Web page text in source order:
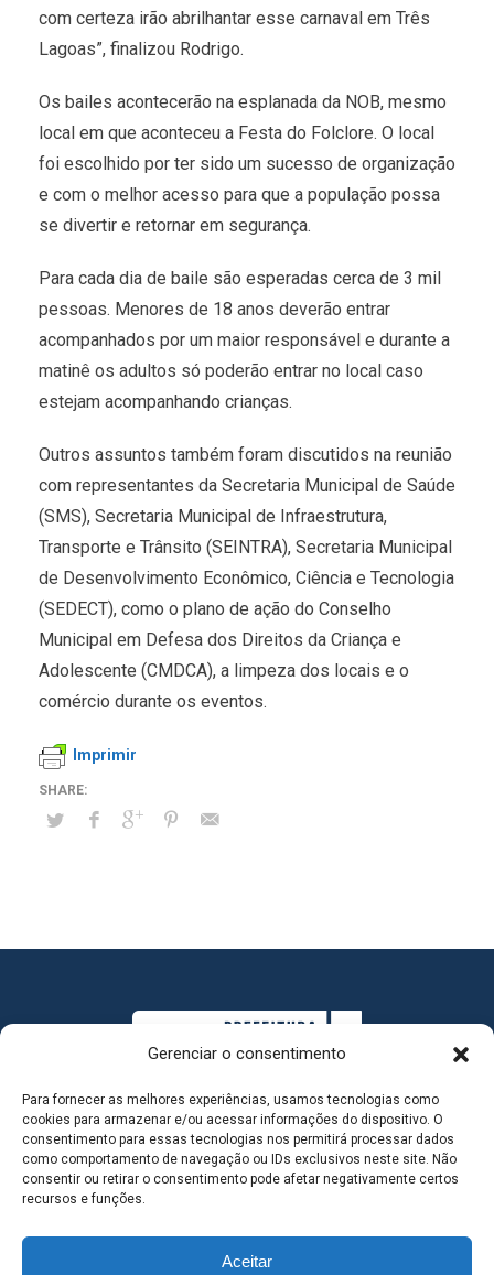
Gerenciar o consentimento
Para fornecer as melhores experiências, usamos tecnologias como
cookies para armazenar e/ou acessar informações do dispositivo. O
consentimento para essas tecnologias nos permitirá processar dados
como comportamento de navegação ou IDs exclusivos neste site. Não
consentir ou retirar o consentimento pode afetar negativamente certos
recursos e funções.
Aceitar
com certeza irão abrilhantar esse carnaval em Três
Lagoas”, finalizou Rodrigo.
Os bailes acontecerão na esplanada da NOB, mesmo
local em que aconteceu a Festa do Folclore. O local
foi escolhido por ter sido um sucesso de organização
e com o melhor acesso para que a população possa
se divertir e retornar em segurança.
Para cada dia de baile são esperadas cerca de 3 mil
pessoas. Menores de 18 anos deverão entrar
acompanhados por um maior responsável e durante a
matinê os adultos só poderão entrar no local caso
estejam acompanhando crianças.
Outros assuntos também foram discutidos na reunião
com representantes da Secretaria Municipal de Saúde
(SMS), Secretaria Municipal de Infraestrutura,
Transporte e Trânsito (SEINTRA), Secretaria Municipal
de Desenvolvimento Econômico, Ciência e Tecnologia
(SEDECT), como o plano de ação do Conselho
Municipal em Defesa dos Direitos da Criança e
Adolescente (CMDCA), a limpeza dos locais e o
comércio durante os eventos.
Imprimir
MAPA DO SITE